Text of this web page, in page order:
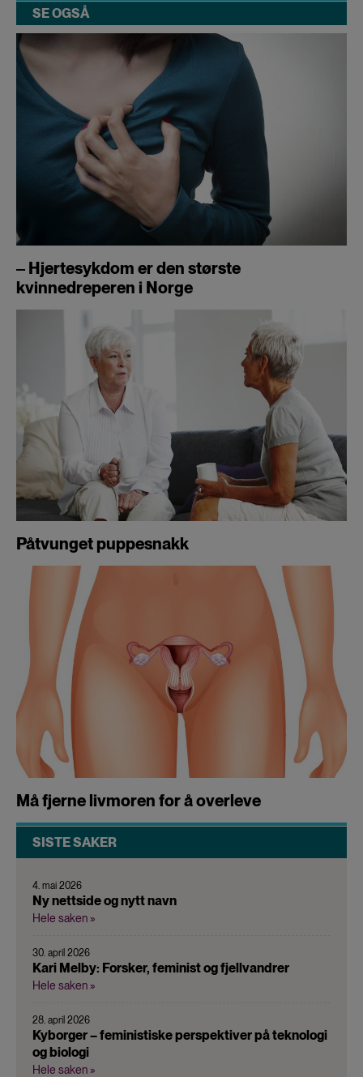
SE OGSÅ
‒ Hjertesykdom er den største
kvinnedreperen i Norge
Påtvunget puppesnakk
Må fjerne livmoren for å overleve
SISTE SAKER
4. mai 2026
Ny nettside og nytt navn
Hele saken »
30. april 2026
Kari Melby: Forsker, feminist og fjellvandrer
Hele saken »
28. april 2026
Kyborger – feministiske perspektiver på teknologi
og biologi
Hele saken »